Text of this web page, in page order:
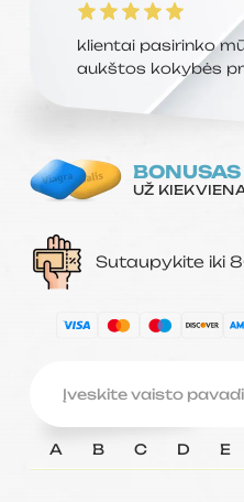
klientai pasirinko
aukštos kokybės
BONUSAS
UŽ
Sutaupykite iki
A B C D E